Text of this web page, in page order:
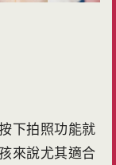
下拍照功能就
來說尤其適合